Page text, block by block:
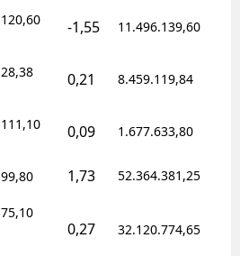
120,60 -1,55 11.496.139,60
28,38 0,21 8.459.119,84
111,10 0,09 1.677.633,80
99,80 1,73 52.364.381,25
75,10
0,27 32.120.774,65